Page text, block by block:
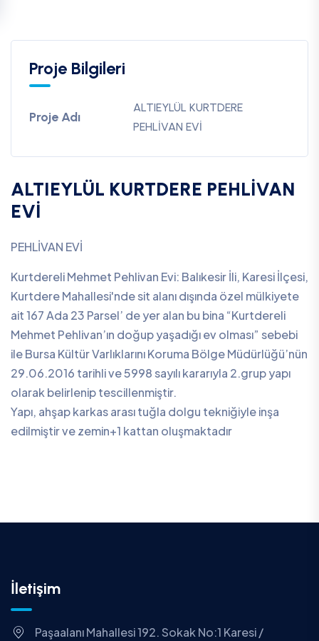
Proje Bilgileri
Proje Adı
ALTIEYLÜL KURTDERE
PEHLİVAN EVİ
ALTIEYLÜL KURTDERE PEHLİVAN
EVİ
PEHLİVAN EVİ
Kurtdereli Mehmet Pehlivan Evi: Balıkesir İli, Karesi İlçesi,
Kurtdere Mahallesi'nde sit alanı dışında özel mülkiyete
ait 167 Ada 23 Parsel’ de yer alan bu bina “Kurtdereli
Mehmet Pehlivan’ın doğup yaşadığı ev olması” sebebi
ile Bursa Kültür Varlıklarını Koruma Bölge Müdürlüğü’nün
29.06.2016 tarihli ve 5998 sayılı kararıyla 2.grup yapı
olarak belirlenip tescillenmiştir.
Yapı, ahşap karkas arası tuğla dolgu tekniğiyle inşa
edilmiştir ve zemin+1 kattan oluşmaktadır
İletişim
Paşaalanı Mahallesi 192. Sokak No:1 Karesi /